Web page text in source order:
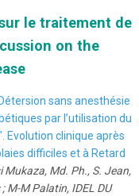
le traitement de
on the
sans anesthésie
par l’utilisation du
Evolution clinique après
difficiles et à Retard
Mukaza, Md. Ph., S. Jean,
M-M Palatin, IDEL DU